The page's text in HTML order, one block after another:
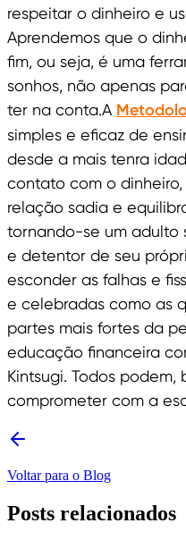
respeitar o dinheiro e
Aprendemos que o
fim, ou seja, é uma
sonhos, não apenas
ter na conta.A
simples e eficaz de
desde a mais tenra
contato com o
relação sadia e
tornando-se um adulto
e detentor de seu
esconder as falhas e
e celebradas como as
partes mais fortes da
educação financeira
Kintsugi. Todos podem,
comprometer com a
Voltar para o Blog
Posts relacionados